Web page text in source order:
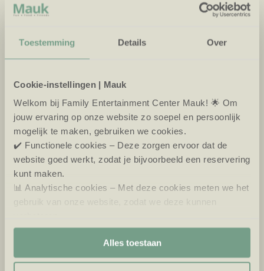
Toestemming Details Over
Cookie-instellingen | Mauk
Welkom bij Family Entertainment Center Mauk! 🌟 Om
jouw ervaring op onze website zo soepel en persoonlijk
mogelijk te maken, gebruiken we cookies.
✔️ Functionele cookies – Deze zorgen ervoor dat de
website goed werkt, zodat je bijvoorbeeld een reservering
kunt maken.
📊 Analytische cookies – Met deze cookies meten we het
gebruik van onze website, zodat we deze kunnen
🎯 Marketing cookies – Hiermee kunnen we jou relevante
aanbiedingen en advertenties laten zien.
Alles toestaan
Eine Übernachtung im Ferienpark Eiland van Maurik
noch mehr zu genießen. Nach einem Tag voller Spaß
auf der Insel Avontura, beim Hyper Bowling oder bei
unserer luxuriösen Unterkünfte entspannen. Der Park
bietet verschiedene Unterkunftsmöglichkeiten, die
von komfortablen Unterkünften bis zu
abenteuerlichen Stellplätzen reichen. Wachen Sie
morgens mit Blick auf das Wasser oder die schöne
Landschaft der Betuwe auf und starten Sie frisch in
den Tag mit neuen Abenteuern.
Unterkünfte im Ferienpark Eiland van Maurik
Luxuriöse Unterkünfte:Genießen Sie den Komfort
unserer modernen und geräumigen Unterkünfte
mit einer eigenen Küche, komfortablen